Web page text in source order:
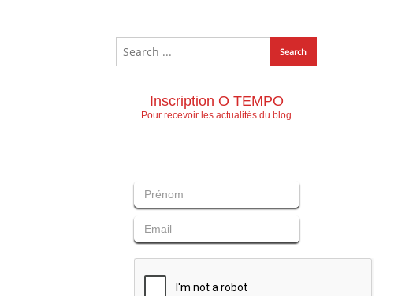
Inscription O TEMPO
Pour recevoir les actualités du blog